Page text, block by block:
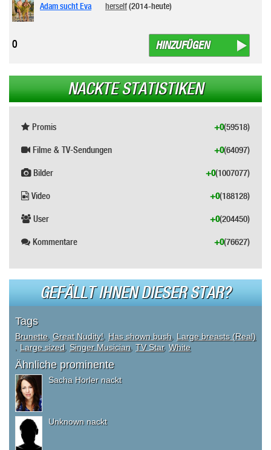
Adam sucht Eva herself(2014-heute)
HINZUFÜGEN
0
NACKTE STATISTIKEN
Promis (59518)
+0
Filme & TV-Sendungen (64097)
+0
Bilder (1007077)
+0
Video (188128)
+0
User (204450)
+0
Kommentare (76627)
+0
GEFÄLLT IHNEN DIESER STAR?
Tags
Brunette, Great Nudity! Has shown bush Large breasts (Real)
Large sized Singer Musician TV Star, White
Ähnliche prominente
Sacha Horler nackt
Unknown nackt